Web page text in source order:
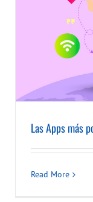
Las Apps más
Read More